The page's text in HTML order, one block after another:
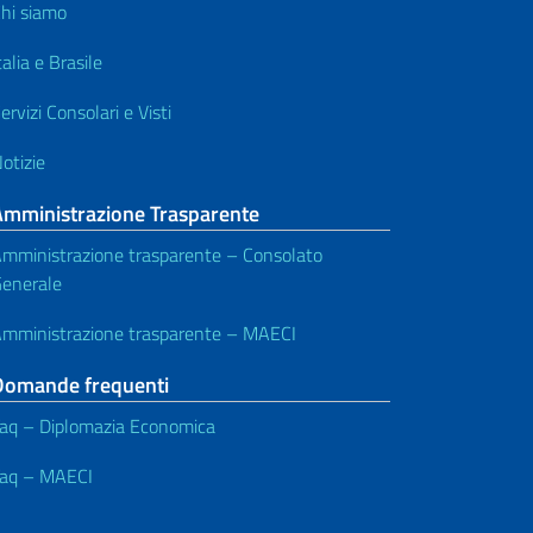
siamo
e Brasile
Consolari e Visti
Trasparente
trasparente – Consolato
trasparente – MAECI
frequenti
– Diplomazia Economica
– MAECI